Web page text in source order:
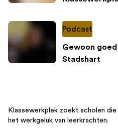
Podcast
Gewoon
Stadshart
Klassewerkplek zoekt scholen die
het werkgeluk van leerkrachten.